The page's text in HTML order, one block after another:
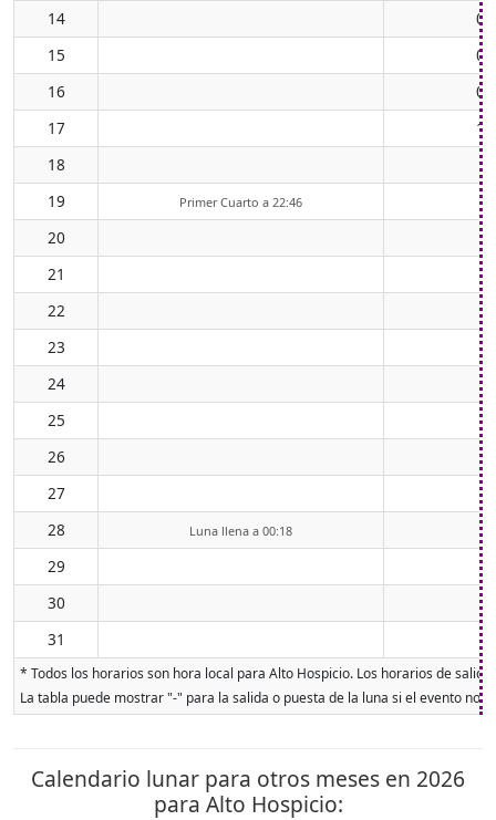
14
15
16
17
18
19
Primer Cuarto a 22:46
20
21
22
23
24
25
26
27
28
Luna llena a 00:18
29
30
31
* Todos los horarios son hora local para Alto Hospicio. Los horarios de
La tabla puede mostrar "-" para la salida o puesta de la luna si el evento no
Calendario lunar para otros meses en 2026
para Alto Hospicio: